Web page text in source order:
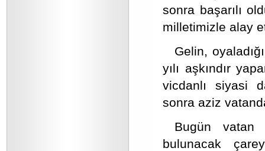
sonra başarılı
milletimizle alay
Gelin,
yılı aşkındır
vicdanlı siyasi
sonra aziz
Bugün vatan
bulunacak